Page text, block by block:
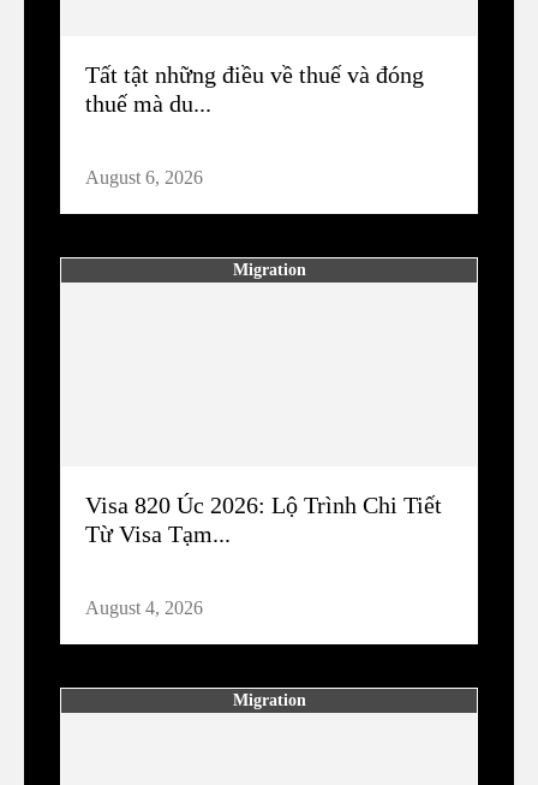
Tất tật những điều về thuế và đóng
thuế mà du...
August 6, 2026
Migration
Visa 820 Úc 2026: Lộ Trình Chi Tiết
Từ Visa Tạm...
August 4, 2026
Migration